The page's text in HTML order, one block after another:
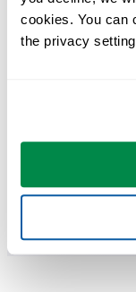
cookies. You can
the privacy
Puoi iniziare subito.
finiscono per usare
Utilizzato da team in